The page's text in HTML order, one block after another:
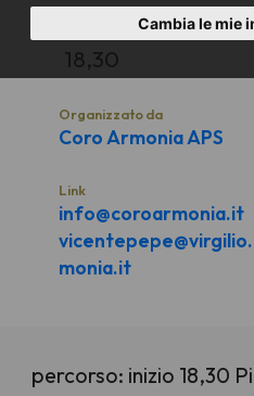
Cambia le mie
CENTRO STORICO -
18,30
Organizzato da
Coro Armonia APS
Link
info@coroarmonia.it
monia.it
percorso: inizio 18,30